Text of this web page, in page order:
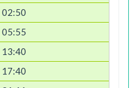
02:50
05:55
13:40
17:40